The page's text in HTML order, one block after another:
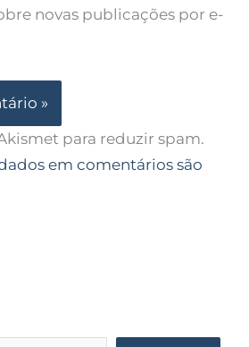
novas publicações por e-
para reduzir spam.
em comentários são